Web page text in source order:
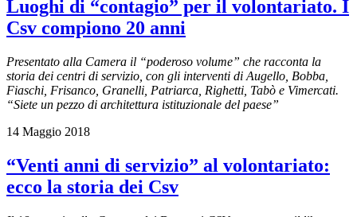
Luoghi di “contagio” per il volontariato. I
Csv compiono 20 anni
Presentato alla Camera il “poderoso volume” che racconta la
storia dei centri di servizio, con gli interventi di Augello, Bobba,
Fiaschi, Frisanco, Granelli, Patriarca, Righetti, Tabò e Vimercati.
“Siete un pezzo di architettura istituzionale del paese”
14 Maggio 2018
“Venti anni di servizio” al volontariato:
ecco la storia dei Csv